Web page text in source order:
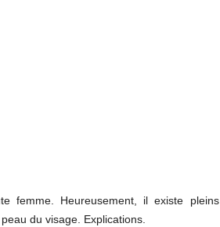
femme. Heureusement, il existe pleins
du visage. Explications.